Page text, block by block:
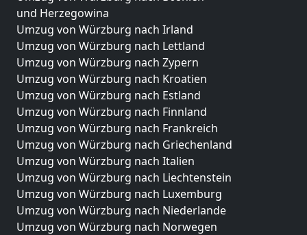
und Herzegowina
Umzug von Würzburg nach Irland
Umzug von Würzburg nach Lettland
Umzug von Würzburg nach Zypern
Umzug von Würzburg nach Kroatien
Umzug von Würzburg nach Estland
Umzug von Würzburg nach Finnland
Umzug von Würzburg nach Frankreich
Umzug von Würzburg nach Griechenland
Umzug von Würzburg nach Italien
Umzug von Würzburg nach Liechtenstein
Umzug von Würzburg nach Luxemburg
Umzug von Würzburg nach Niederlande
Umzug von Würzburg nach Norwegen